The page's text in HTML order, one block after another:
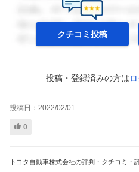
クチコミ投稿
投稿・登録済みの方は
投稿日： 2022/02/01
0
トヨタ自動車株式会社の評判・クチコミ・